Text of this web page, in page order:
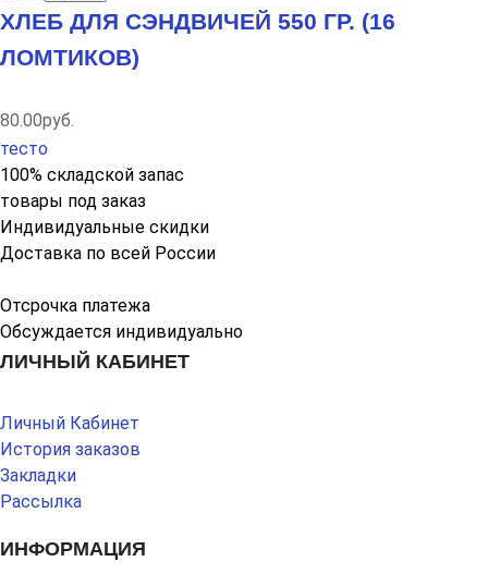
ХЛЕБ ДЛЯ СЭНДВИЧЕЙ 550 ГР. (16
ЛОМТИКОВ)
80.00руб.
тесто
100% складской запас
товары под заказ
Индивидуальные скидки
Доставка по всей России
Отсрочка платежа
Обсуждается индивидуально
ЛИЧНЫЙ КАБИНЕТ
Личный Кабинет
История заказов
Закладки
Рассылка
ИНФОРМАЦИЯ